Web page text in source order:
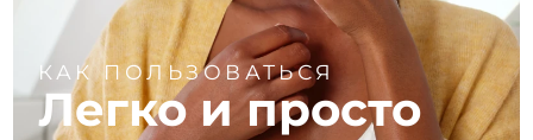
КАК ПОЛЬЗОВАТЬСЯ
Легко и просто